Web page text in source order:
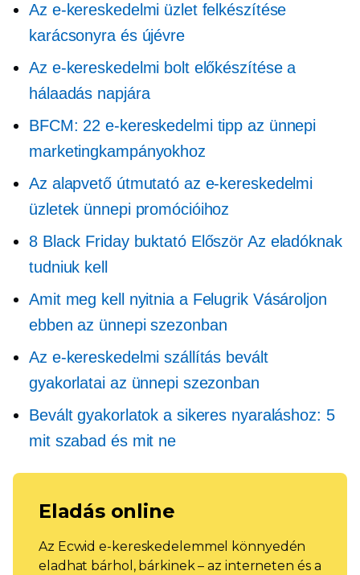
Az e-kereskedelmi üzlet felkészítése
karácsonyra és újévre
Az e-kereskedelmi bolt előkészítése a
hálaadás napjára
BFCM: 22 e-kereskedelmi tipp az ünnepi
marketingkampányokhoz
Az alapvető útmutató az e-kereskedelmi
üzletek ünnepi promócióihoz
8 Black Friday buktató Először Az eladóknak
tudniuk kell
Amit meg kell nyitnia a FelugrikVásároljon
ebben az ünnepi szezonban
Az e-kereskedelmi szállítás bevált
gyakorlatai az ünnepi szezonban
Bevált gyakorlatok a sikeres nyaraláshoz: 5
mit szabad és mit ne
Eladás online
Az Ecwid e-kereskedelemmel könnyedén
eladhat bárhol, bárkinek – az interneten és a